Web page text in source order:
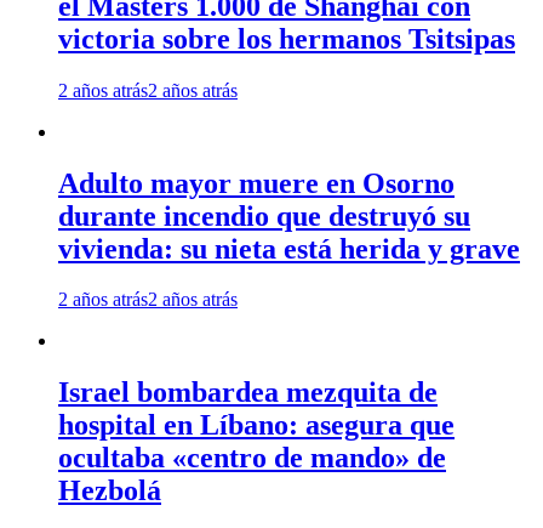
victoria sobre los hermanos Tsitsipas
2 años atrás2 años atrás
Adulto mayor muere en Osorno
durante incendio que destruyó su
vivienda: su nieta está herida y grave
2 años atrás2 años atrás
Israel bombardea mezquita de
hospital en Líbano: asegura que
ocultaba «centro de mando» de
Hezbolá